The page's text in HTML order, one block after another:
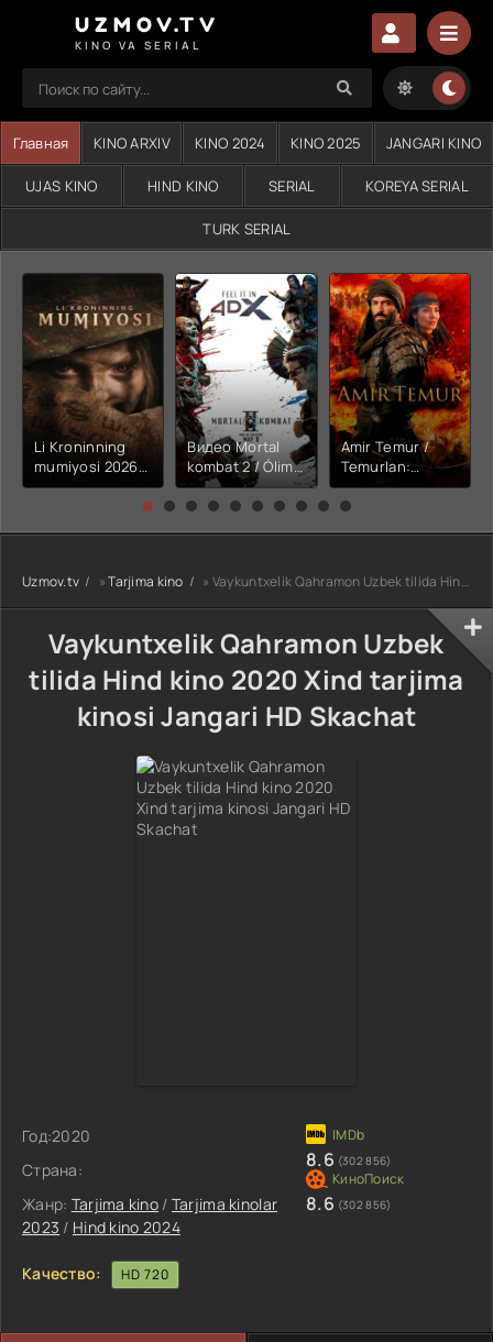
UZMOV.TV
KINO VA SERIAL
Главная KINO ARXIV KINO 2024 KINO 2025 JANGARI KINO
UJAS KINO HIND KINO SERIAL KOREYA SERIAL
TURK SERIAL
Li Kroninning
mumiyosi 2026
(uzbek tilida
kino) tarjima HD
Видео Mortal
kombat 2 / Ólim
jangi 2 (2026)
Uzbek tilida
Amir Temur /
Temurlan:
Fathchining
yuksalishi
tarjima kino Full
HD tas-ix
Uzmov.tv »Tarjima kino » Vaykuntxelik Qahramon Uzbek tilida Hind kino 2020 Xind tarjima kinosi Jangari HD Skachat
Vaykuntxelik Qahramon Uzbek
tilida Hind kino 2020 Xind tarjima
kinosi Jangari HD Skachat
Год:2020
Страна:
Жанр: Tarjima kino / Tarjima kinolar
2023 / Hind kino 2024
8.6 (302 856)
8.6 (302 856)
Качество: HD 720